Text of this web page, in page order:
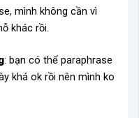
mình không cần vì
khác rồi.
: bạn có thể paraphrase
khá ok rồi nên mình ko